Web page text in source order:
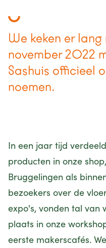
We keken er lang
november 2022
Sashuis officieel
noemen.
In een jaar tijd
producten in onze
Bruggelingen als
bezoekers over de
expo's, vonden tal van
plaats in onze
eerste makerscafés.